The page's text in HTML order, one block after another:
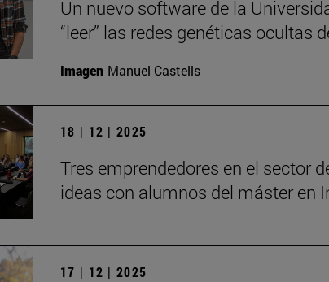
Un nuevo software de la
“leer” las redes genéticas ocultas
Imagen Manuel Castells
18 | 12 | 2025
Tres emprendedores en el sector
ideas con alumnos del máster en
17 | 12 | 2025